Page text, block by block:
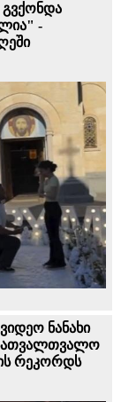
-
ნანახი
სათვალთვალო
რეკორდს